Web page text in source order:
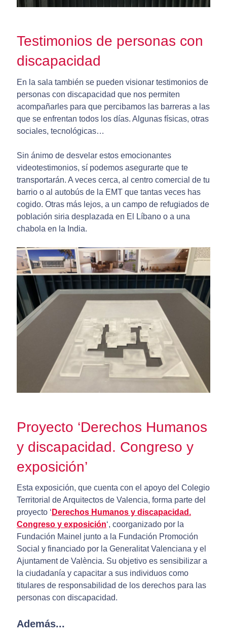
Testimonios de personas con
discapacidad
En la sala también se pueden visionar testimonios de
personas con discapacidad que nos permiten
acompañarles para que percibamos las barreras a las
que se enfrentan todos los días. Algunas físicas, otras
sociales, tecnológicas…
Sin ánimo de desvelar estos emocionantes
videotestimonios, sí podemos asegurarte que te
transportarán. A veces cerca, al centro comercial de tu
barrio o al autobús de la EMT que tantas veces has
cogido. Otras más lejos, a un campo de refugiados de
población siria desplazada en El Líbano o a una
chabola en la India.
Proyecto ‘Derechos Humanos
y discapacidad. Congreso y
exposición’
Esta exposición, que cuenta con el apoyo del Colegio
Territorial de Arquitectos de Valencia, forma parte del
proyecto ‘ Derechos Humanos y discapacidad.
Congreso y exposición‘, coorganizado por la
Fundación Mainel junto a la Fundación Promoción
Social y financiado por la Generalitat Valenciana y el
Ajuntament de València. Su objetivo es sensibilizar a
la ciudadanía y capacitar a sus individuos como
titulares de responsabilidad de los derechos para las
personas con discapacidad.
Además...